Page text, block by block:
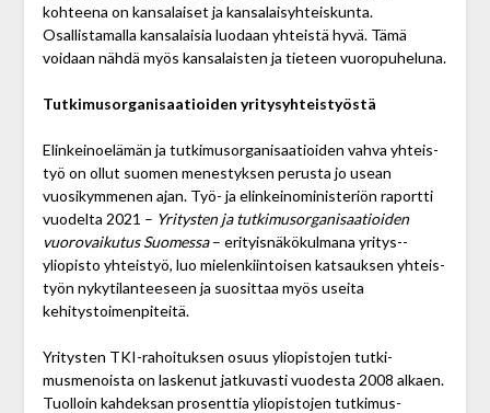
kohteena on kansalaiset ja kansalais­yhteiskunta.
Osallistamalla kansalaisia luodaan yhteistä hyvä. Tämä
voidaan nähdä myös kansalaisten ja tieteen vuoro­puheluna.
Tutkimusorganisaatioiden yritysyhteistyöstä
Elinkeinoelämän ja tutkimusorganisaatioiden vahva yhteis­
työ on ollut suomen menestyksen perusta jo ­usean
vuosikymmenen ajan. Työ- ja elinkeinoministeriön raportti
vuodelta 2021 – Yritysten ja tutkimus­organisaatioiden
vuorovaikutus Suomessa– erityisnäkökulmana yritys-­
yliopisto yhteistyö, luo mielenkiintoisen katsauksen yhteis­
työn nykytilanteeseen ja suosittaa myös useita
kehitystoimenpiteitä.
Yritysten TKI-rahoituksen osuus yliopistojen tutki­
musmenoista on laskenut jatkuvasti vuodesta 2008 alkaen.
Tuolloin kahdeksan prosenttia yliopistojen tutkimus­